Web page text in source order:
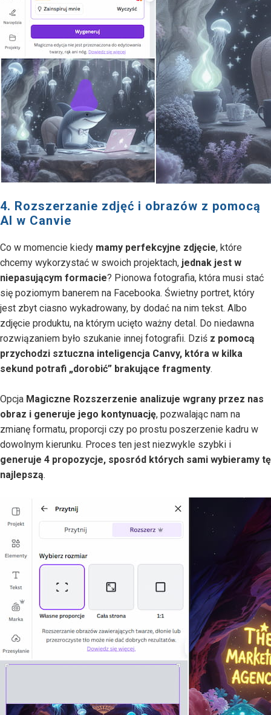
4. Rozszerzanie zdjęć i obrazów z pomocą
AI w Canvie
Co w momencie kiedy mamy perfekcyjne zdjęcie, które
chcemy wykorzystać w swoich projektach, jednak jest w
niepasującym formacie? Pionowa fotografia, która musi stać
się poziomym banerem na Facebooka. Świetny portret, który
jest zbyt ciasno wykadrowany, by dodać na nim tekst. Albo
zdjęcie produktu, na którym ucięto ważny detal. Do niedawna
rozwiązaniem było szukanie innej fotografii. Dziś z pomocą
przychodzi sztuczna inteligencja Canvy, która w kilka
sekund potrafi „dorobić” brakujące fragmenty.
Opcja Magiczne Rozszerzenie analizuje wgrany przez nas
obraz i generuje jego kontynuację, pozwalając nam na
zmianę formatu, proporcji czy po prostu poszerzenie kadru w
dowolnym kierunku. Proces ten jest niezwykle szybki i
generuje 4 propozycje, sposród których sami wybieramy tę
najlepszą.